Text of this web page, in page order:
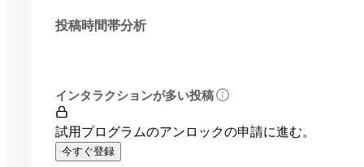
投稿時間帯分析
インタラクションが多い投稿
試用プログラムのアンロックの申請に進む。
今すぐ登録